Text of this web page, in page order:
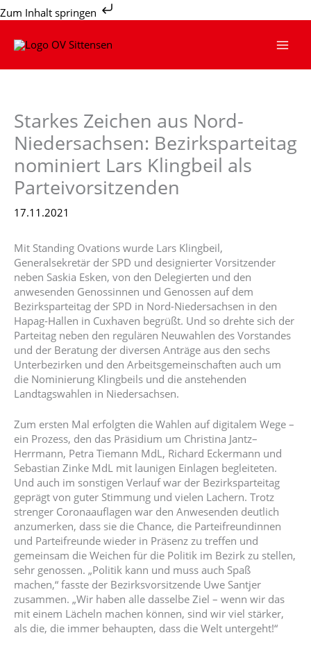
Zum Inhalt springen
Zum
Inhalt
Starkes Zeichen aus Nord-
Niedersachsen: Bezirksparteitag
nominiert Lars Klingbeil als
Parteivorsitzenden
17.11.2021
Mit Standing Ovations wurde Lars Klingbeil,
Generalsekretär der SPD und designierter Vorsitzender
neben Saskia Esken, von den Delegierten und den
anwesenden Genossinnen und Genossen auf dem
Bezirksparteitag der SPD in Nord-Niedersachsen in den
Hapag-Hallen in Cuxhaven begrüßt. Und so drehte sich der
Parteitag neben den regulären Neuwahlen des Vorstandes
und der Beratung der diversen Anträge aus den sechs
Unterbezirken und den Arbeitsgemeinschaften auch um
die Nominierung Klingbeils und die anstehenden
Landtagswahlen in Niedersachsen.
Zum ersten Mal erfolgten die Wahlen auf digitalem Wege –
ein Prozess, den das Präsidium um Christina Jantz–
Herrmann, Petra Tiemann MdL, Richard Eckermann und
Sebastian Zinke MdL mit launigen Einlagen begleiteten.
Und auch im sonstigen Verlauf war der Bezirksparteitag
geprägt von guter Stimmung und vielen Lachern. Trotz
strenger Coronaauflagen war den Anwesenden deutlich
anzumerken, dass sie die Chance, die Parteifreundinnen
und Parteifreunde wieder in Präsenz zu treffen und
gemeinsam die Weichen für die Politik im Bezirk zu stellen,
sehr genossen. „Politik kann und muss auch Spaß
machen,“ fasste der Bezirksvorsitzende Uwe Santjer
zusammen. „Wir haben alle dasselbe Ziel – wenn wir das
mit einem Lächeln machen können, sind wir viel stärker,
als die, die immer behaupten, dass die Welt untergeht!“